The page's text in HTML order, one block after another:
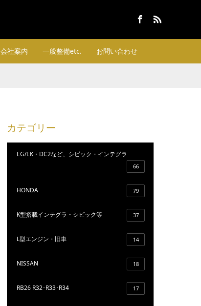
会社案内 一般整備etc. お問い合わせ
カテゴリー
EG/EK・DC2など、シビック・インテグラ
66
HONDA 79
K型搭載インテグラ・シビック等 37
L型エンジン・旧車 14
NISSAN 18
RB26 R32･R33･R34 17